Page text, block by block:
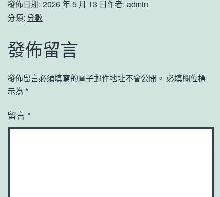
發佈日期: 2026 年 5 月 13 日作者: admin
分類: 分數
發佈留言
發佈留言必須填寫的電子郵件地址不會公開。 必填欄位標
示為 *
留言 *